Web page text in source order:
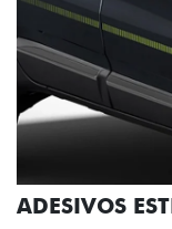
ADESIVOS